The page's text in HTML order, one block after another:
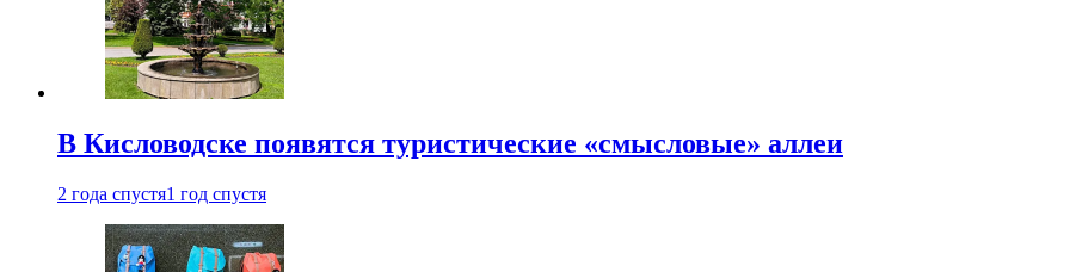
В Кисловодске появятся туристические «смысловые» аллеи
2 года спустя1 год спустя